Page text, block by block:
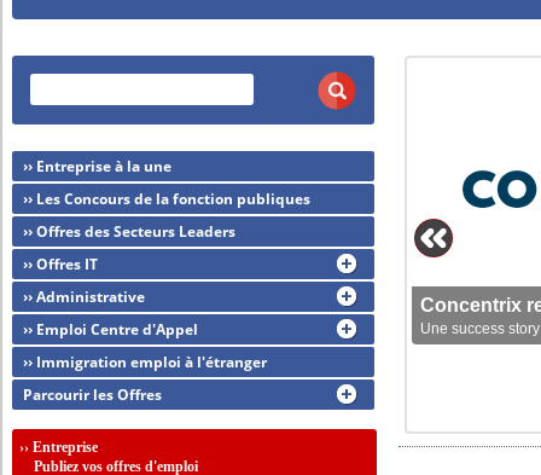
Concentrix
Une success
›› Entreprise à la une
›› Les Concours de la fonction publiques
›› Offres des Secteurs Leaders
›› Offres IT
›› Administrative
›› Emploi Centre d'Appel
›› Immigration emploi à l'étranger
Parcourir les Offres
››Entreprise
Publiez vos offres d'emploi